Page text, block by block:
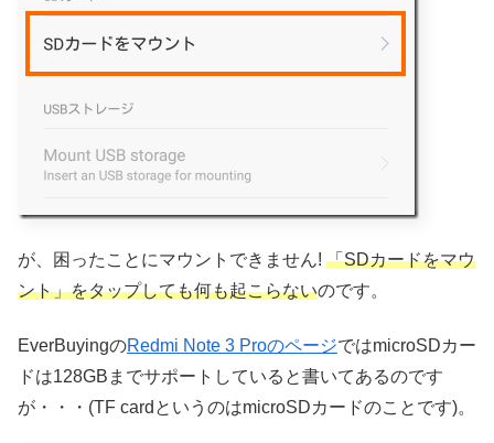
が、困ったことにマウントできません! 「SDカードをマウ
ント」をタップしても何も起こらないのです。
EverBuyingのRedmi Note 3 ProのページではmicroSDカー
ドは128GBまでサポートしていると書いてあるのです
が・・・(TF cardというのはmicroSDカードのことです)。